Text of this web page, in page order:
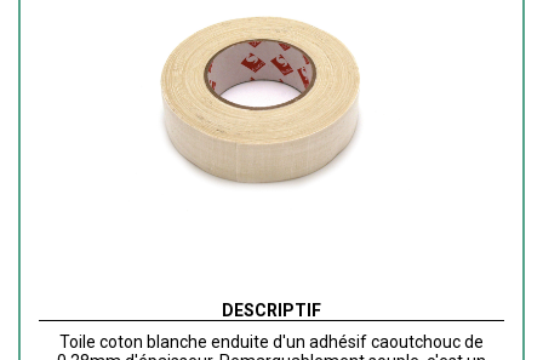
DESCRIPTIF
Toile coton blanche enduite d'un adhésif caoutchouc de